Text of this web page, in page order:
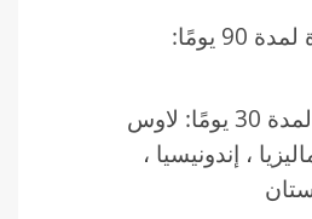
الإعفاء من التأشيرة لمدة 90 يومًا:
إعفاء من التأشيرة لمدة 30 يومًا: لاوس
، إندونيسيا ،